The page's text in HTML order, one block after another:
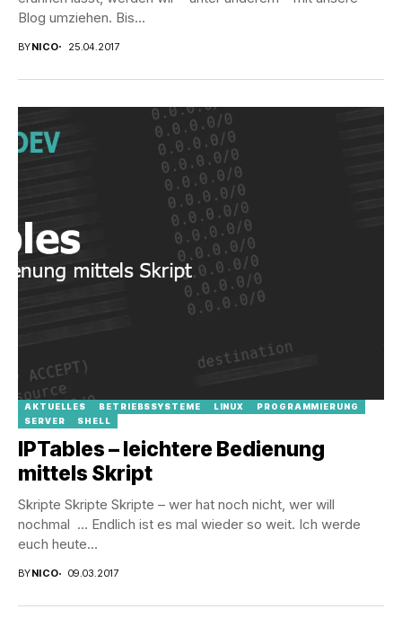
Blog umziehen. Bis...
BYNICO 25.04.2017
AKTUELLES BETRIEBSSYSTEME LINUX
PROGRAMMIERUNG
SERVER
SHELL
IPTables – leichtere Bedienung
mittels Skript
Skripte Skripte Skripte – wer hat noch nicht, wer will
nochmal … Endlich ist es mal wieder so weit. Ich werde
euch heute...
BYNICO 09.03.2017